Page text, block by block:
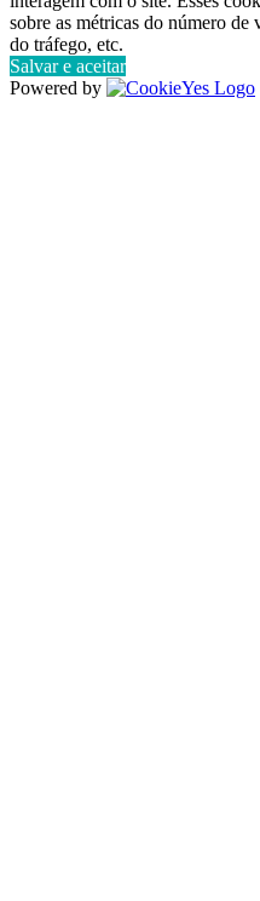
sobre as métricas do número
do tráfego, etc.
Salvar e aceitar
Powered by